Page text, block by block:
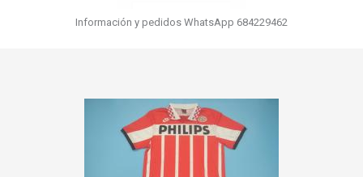
Información y pedidos WhatsApp 684229462